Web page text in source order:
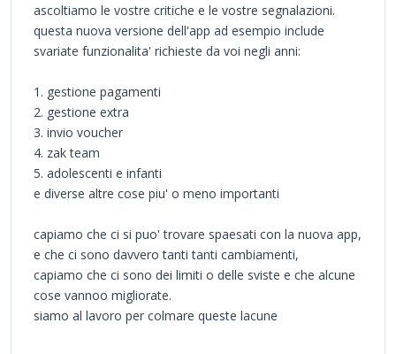
ascoltiamo le vostre critiche e le vostre segnalazioni.
questa nuova versione dell'app ad esempio include
svariate funzionalita' richieste da voi negli anni:
1. gestione pagamenti
2. gestione extra
3. invio voucher
4. zak team
5. adolescenti e infanti
e diverse altre cose piu' o meno importanti
capiamo che ci si puo' trovare spaesati con la nuova app,
e che ci sono davvero tanti tanti cambiamenti,
capiamo che ci sono dei limiti o delle sviste e che alcune
cose vannoo migliorate.
siamo al lavoro per colmare queste lacune